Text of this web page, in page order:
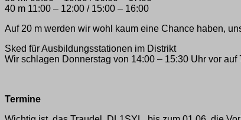
40 m 11:00 – 12:00 / 15:00 – 16:00
Auf 20 m werden wir wohl kaum eine Chance haben,
Sked für Ausbildungsstationen im Distrikt
Wir schlagen Donnerstag von 14:00 – 15:30 Uhr vor auf
Termine